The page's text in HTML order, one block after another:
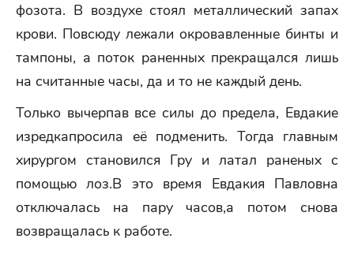
фозота. В воздухе стоял металлический запах
крови. Повсюду лежали окровавленные бинты и
тампоны, а поток раненных прекращался лишь
на считанные часы, да и то не каждый день.
Только вычерпав все силы до предела, Евдакие
изредкапросила её подменить. Тогда главным
хирургом становился Гру и латал раненых с
помощью лоз.В это время Евдакия Павловна
отключалась на пару часов,а потом снова
возвращалась к работе.